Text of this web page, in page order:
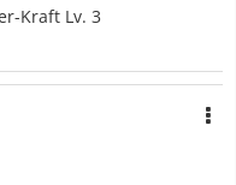
Kraft Lv. 3